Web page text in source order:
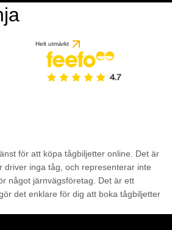
Helt utmärkt
för att köpa tågbiljetter online. Det är
driver inga tåg, och representerar inte
något järnvägsföretag. Det är ett
det enklare för dig att boka tågbiljetter